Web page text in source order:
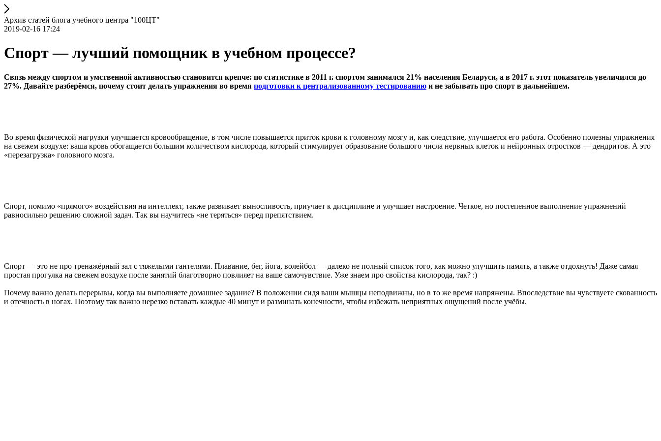
Архив статей блога учебного центра "100ЦТ"
2019-02-16 17:24
Спорт — лучший помощник в учебном процессе?
Связь между спортом и умственной активностью становится крепче: по статистике в 2011 г. спортом занимался 21% населения Беларуси, а в 2017 г. этот показатель увеличился до
27%. Давайте разберёмся, почему стоит делать упражнения во время подготовки к централизованному тестированию и не забывать про спорт в дальнейшем.
Во время физической нагрузки улучшается кровообращение, в том числе повышается приток крови к головному мозгу и, как следствие, улучшается его работа. Особенно полезны упражнения
на свежем воздухе: ваша кровь обогащается большим количеством кислорода, который стимулирует образование большого числа нервных клеток и нейронных отростков — дендритов. А это
«перезагрузка» головного мозга.
Спорт, помимо «прямого» воздействия на интеллект, также развивает выносливость, приучает к дисциплине и улучшает настроение. Четкое, но постепенное выполнение упражнений
равносильно решению сложной задач. Так вы научитесь «не теряться» перед препятствием.
Спорт — это не про тренажёрный зал с тяжелыми гантелями. Плавание, бег, йога, волейбол — далеко не полный список того, как можно улучшить память, а также отдохнуть! Даже самая
простая прогулка на свежем воздухе после занятий благотворно повлияет на ваше самочувствие. Уже знаем про свойства кислорода, так? :)
Почему важно делать перерывы, когда вы выполняете домашнее задание? В положении сидя ваши мышцы неподвижны, но в то же время напряжены. Впоследствие вы чувствуете скованность
и отечность в ногах. Поэтому так важно нерезко вставать каждые 40 минут и разминать конечности, чтобы избежать неприятных ощущений после учёбы.